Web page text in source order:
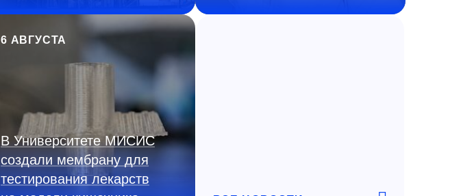
6 АВГУСТА
В Университете МИСИС
создали мембрану для
тестирования лекарств